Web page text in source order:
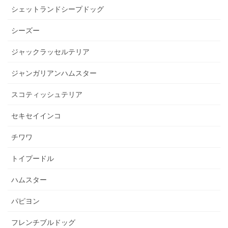
シェットランドシープドッグ
シーズー
ジャックラッセルテリア
ジャンガリアンハムスター
スコティッシュテリア
セキセイインコ
チワワ
トイプードル
ハムスター
パピヨン
フレンチブルドッグ